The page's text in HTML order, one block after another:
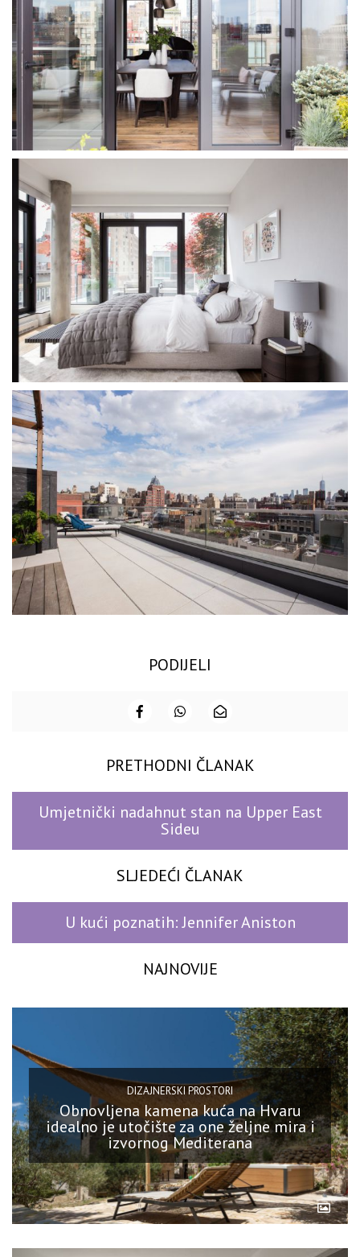
PODIJELI
PRETHODNI ČLANAK
Umjetnički nadahnut stan na Upper East
Sideu
SLJEDEĆI ČLANAK
U kući poznatih: Jennifer Aniston
NAJNOVIJE
DIZAJNERSKI PROSTORI
Obnovljena kamena kuća na Hvaru
idealno je utočište za one željne mira i
izvornog Mediterana